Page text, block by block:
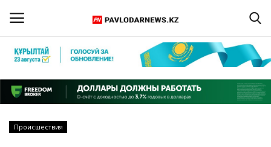
Регистрация
Главная
Происшествия